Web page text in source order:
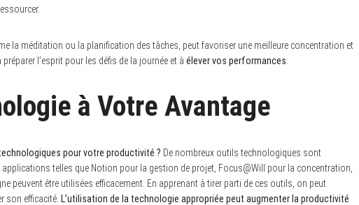
la méditation ou la planification des tâches, peut favoriser une meilleure concentration et
l’esprit pour les défis de la journée et à élever vos performances
à Votre Avantage
pour votre productivité ? De nombreux outils technologiques sont
telles que Notion pour la gestion de projet, Focus@Will pour la concentration,
peuvent être utilisées efficacement. En apprenant à tirer parti de ces outils, on peut
son efficacité. L’utilisation de la technologie appropriée peut augmenter la productivité